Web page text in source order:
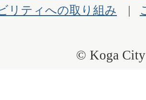
リティへの取り組み
© Koga City